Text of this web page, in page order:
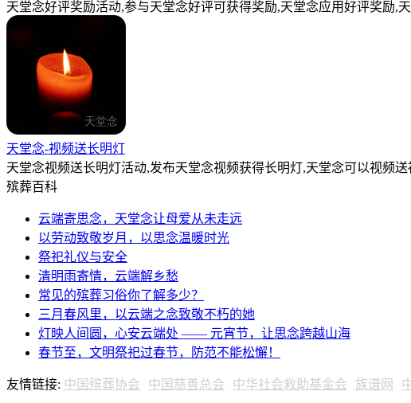
天堂念好评奖励活动,参与天堂念好评可获得奖励,天堂念应用好评奖励,
天堂念-视频送长明灯
天堂念视频送长明灯活动,发布天堂念视频获得长明灯,天堂念可以视频
殡葬百科
云端寄思念，天堂念让母爱从未走远
以劳动致敬岁月，以思念温暖时光
祭祀礼仪与安全
清明雨寄情，云端解乡愁
常见的殡葬习俗你了解多少？
三月春风里，以云端之念致敬不朽的她
灯映人间圆，心安云端处 —— 元宵节，让思念跨越山海
春节至，文明祭祀过春节，防范不能松懈！
友情链接: 中国殡葬协会 中国慈善总会 中华社会救助基金会 族谱网